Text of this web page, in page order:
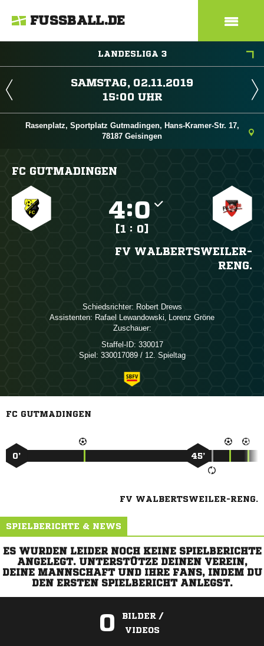
FUSSBALL.DE
LANDESLIGA 3
 
 
Rasenplatz, Sportplatz Gutmadingen, Hans-Kramer-Str. 17,
78187 Geisingen
FC GUTMADINGEN
:
[1 : 0]
FV WALBERTSWEILER-
RENG.
Schiedsrichter:  
Assistenten:  ,  
Zuschauer:
Staffel-ID: 330017
Spiel: 330017089 / 12. Spieltag
FC GUTMADINGEN
0’ 45’
FV WALBERTSWEILER-RENG.
SPIELBERICHTE & NEWS
ES WURDEN LEIDER NOCH KEINE SPIELBERICHTE
ANGELEGT. UNTERSTÜTZE DEINEN VEREIN,
DEINE MANNSCHAFT UND IHRE FANS, INDEM DU
DEN ERSTEN SPIELBERICHT ANLEGST.
0
BILDER /
VIDEOS